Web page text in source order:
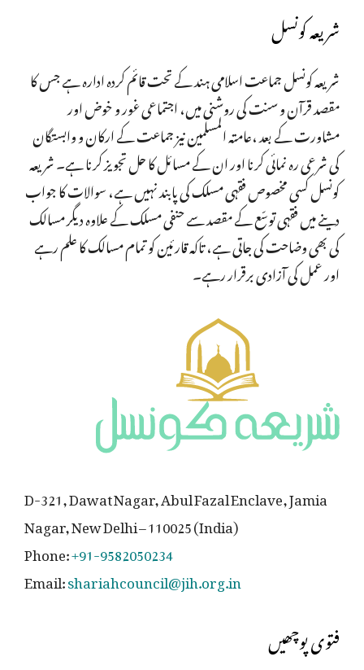
شریعہ کونسل
شریعہ کونسل جماعت اسلامی ہند کے تحت قائم کردہ ادارہ ہے جس کا
مقصد قرآن و سنت کی روشنی میں، اجتماعی غور و خوض اور
مشاورت کے بعد ،عامتہ المسلمین نیز جماعت کے ارکان و وابستگان
کی شرعی رہ نمائی کرنا اور ان کے مسائل کا حل تجویز کرنا ہے۔ شریعہ
کونسل کسی مخصوص فقہی مسلک کی پابند نہیں ہے، سوالات کا جواب
دینے میں فقہی توسّع کے مقصد سے حنفی مسلک کے علاوہ دیگر مسالک
کی بھی وضاحت کی جاتی ہے، تاکہ قارئین کو تمام مسالک کا علم رہے
اور عمل کی آزادی برقرار رہے۔
D-321, Dawat Nagar, Abul Fazal Enclave, Jamia
Nagar, New Delhi – 110025 (India)
Phone:+91-9582050234
Email:shariahcouncil@jih.org.in
فتوی پوچھیں